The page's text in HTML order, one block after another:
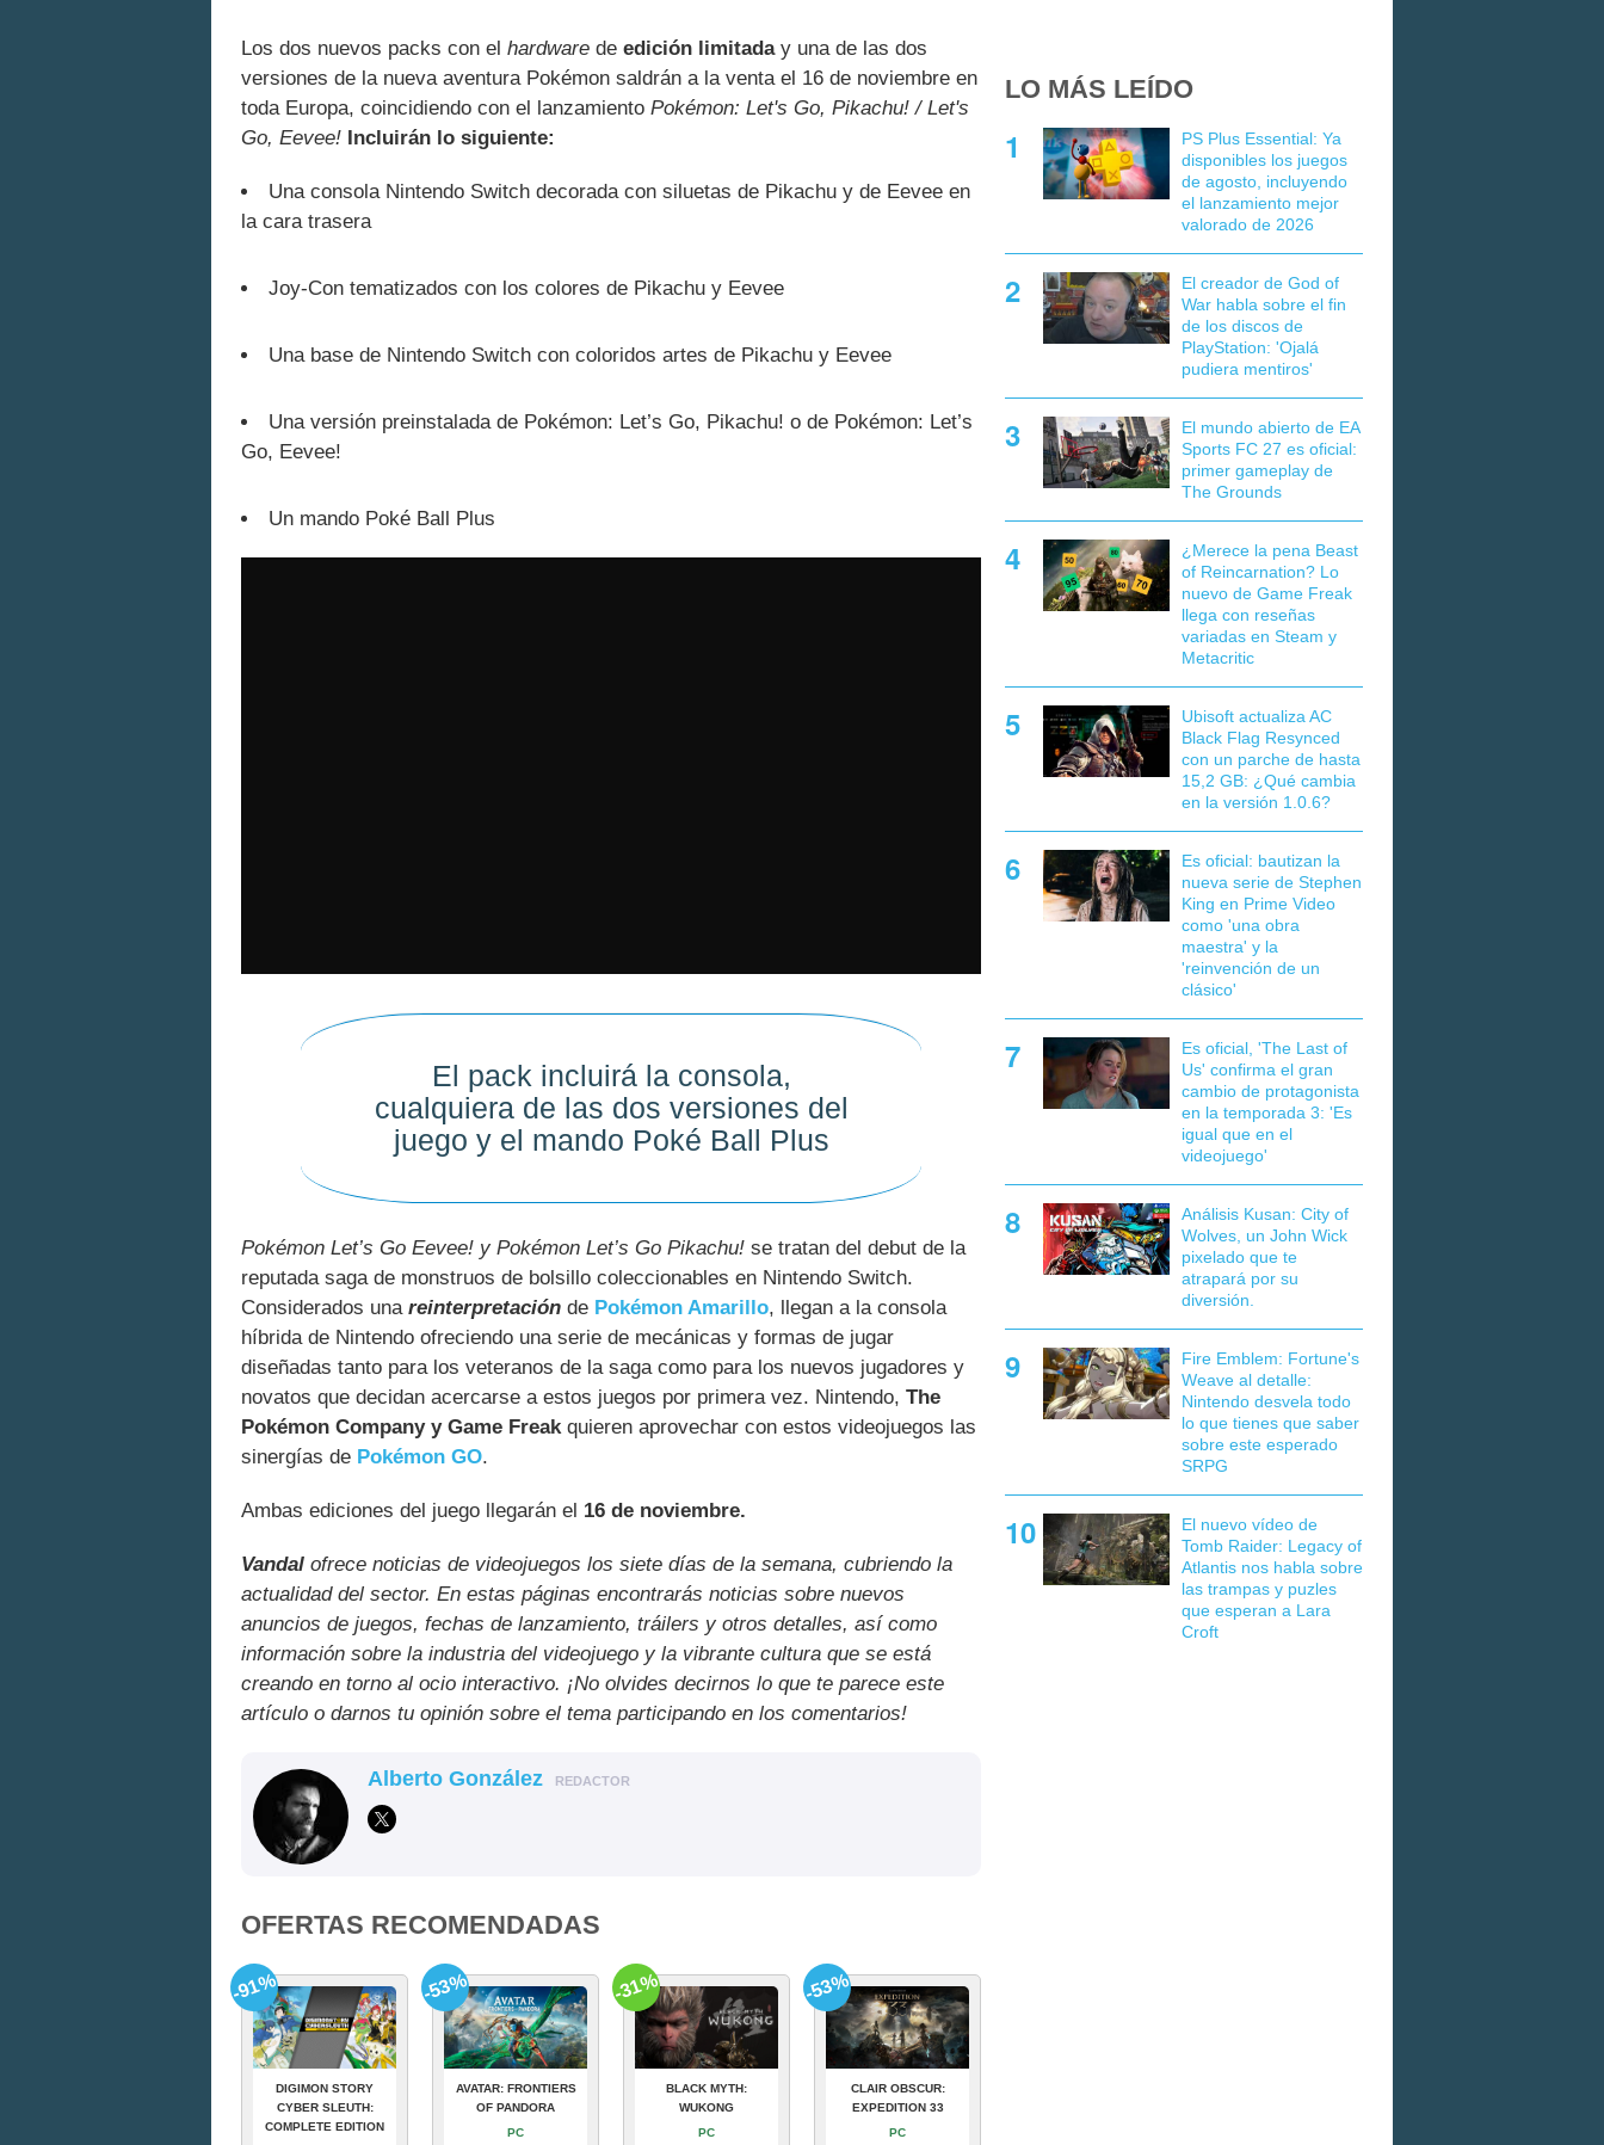
Los dos nuevos packs con el hardware de edición limitaday una de las dos
versiones de la nueva aventura Pokémon saldrán a la venta el 16 de noviembre en
toda Europa, coincidiendo con el lanzamiento Pokémon: Let's Go, Pikachu! / Let's
Go, Eevee! Incluirán lo siguiente:
Una consola Nintendo Switch decorada con siluetas de Pikachu y de Eevee en
la cara trasera
Joy-Con tematizados con los colores de Pikachu y Eevee
Una base de Nintendo Switch con coloridos artes de Pikachu y Eevee
Una versión preinstalada de Pokémon: Let’s Go, Pikachu! o de Pokémon: Let’s
Go, Eevee!
Un mando Poké Ball Plus
El pack incluirá la consola,
cualquiera de las dos versiones del
juego y el mando Poké Ball Plus
Pokémon Let’s Go Eevee! y Pokémon Let’s Go Pikachu! se tratan del debut de la
reputada saga de monstruos de bolsillo coleccionables en Nintendo Switch.
Considerados una reinterpretación de Pokémon Amarillo, llegan a la consola
híbrida de Nintendo ofreciendo una serie de mecánicas y formas de jugar
diseñadas tanto para los veteranos de la saga como para los nuevos jugadores y
novatos que decidan acercarse a estos juegos por primera vez. Nintendo, The
Pokémon Company y Game Freakquieren aprovechar con estos videojuegos las
sinergías de Pokémon GO.
Ambas ediciones del juego llegarán el 16 de noviembre.
Vandal ofrece noticias de videojuegos los siete días de la semana, cubriendo la
actualidad del sector. En estas páginas encontrarás noticias sobre nuevos
anuncios de juegos, fechas de lanzamiento, tráilers y otros detalles, así como
información sobre la industria del videojuego y la vibrante cultura que se está
creando en torno al ocio interactivo. ¡No olvides decirnos lo que te parece este
artículo o darnos tu opinión sobre el tema participando en los comentarios!
Alberto González REDACTOR
OFERTAS RECOMENDADAS
DIGIMON STORY
CYBER SLEUTH:
COMPLETE EDITION
-91%
AVATAR: FRONTIERS
OF PANDORA
PC
-53%
BLACK MYTH:
WUKONG
PC
-31%
CLAIR OBSCUR:
EXPEDITION 33
PC
-53%
LO MÁS LEÍDO
PS Plus Essential: Ya
disponibles los juegos
de agosto, incluyendo
el lanzamiento mejor
valorado de 2026
El creador de God of
War habla sobre el fin
de los discos de
PlayStation: 'Ojalá
pudiera mentiros'
El mundo abierto de EA
Sports FC 27 es oficial:
primer gameplay de
The Grounds
¿Merece la pena Beast
of Reincarnation? Lo
nuevo de Game Freak
llega con reseñas
variadas en Steam y
Metacritic
Ubisoft actualiza AC
Black Flag Resynced
con un parche de hasta
15,2 GB: ¿Qué cambia
en la versión 1.0.6?
Es oficial: bautizan la
nueva serie de Stephen
King en Prime Video
como 'una obra
maestra' y la
'reinvención de un
clásico'
Es oficial, 'The Last of
Us' confirma el gran
cambio de protagonista
en la temporada 3: 'Es
igual que en el
videojuego'
Análisis Kusan: City of
Wolves, un John Wick
pixelado que te
atrapará por su
diversión.
Fire Emblem: Fortune's
Weave al detalle:
Nintendo desvela todo
lo que tienes que saber
sobre este esperado
SRPG
El nuevo vídeo de
Tomb Raider: Legacy of
Atlantis nos habla sobre
las trampas y puzles
que esperan a Lara
Croft